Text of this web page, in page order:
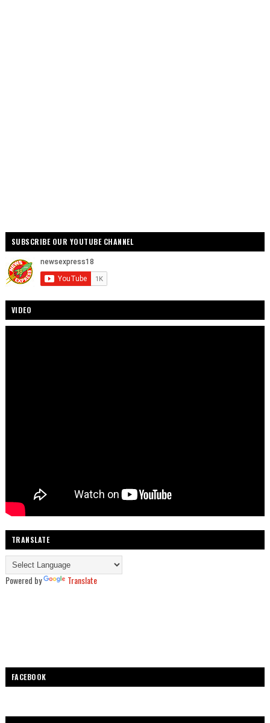
SUBSCRIBE OUR YOUTUBE CHANNEL
VIDEO
TRANSLATE
Powered by Translate
FACEBOOK